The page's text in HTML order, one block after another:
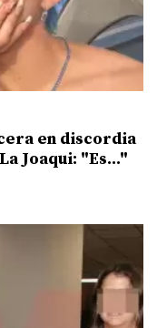
en discordia
Joaqui: "Es..."